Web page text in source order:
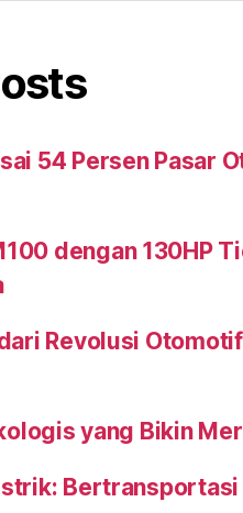
54 Persen Pasar
dengan 130HP
Revolusi
yang Bikin
Bertransportasi